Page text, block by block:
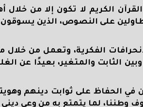
الكريم لا تكون إلا من
على النصوص، الذين
الفكرية، وتعمل من خلال
الثابت والمتغير، بعيدًا عن
في الحفاظ على ثوابت دينهم
وطننا، لما يتمتع به من وعي